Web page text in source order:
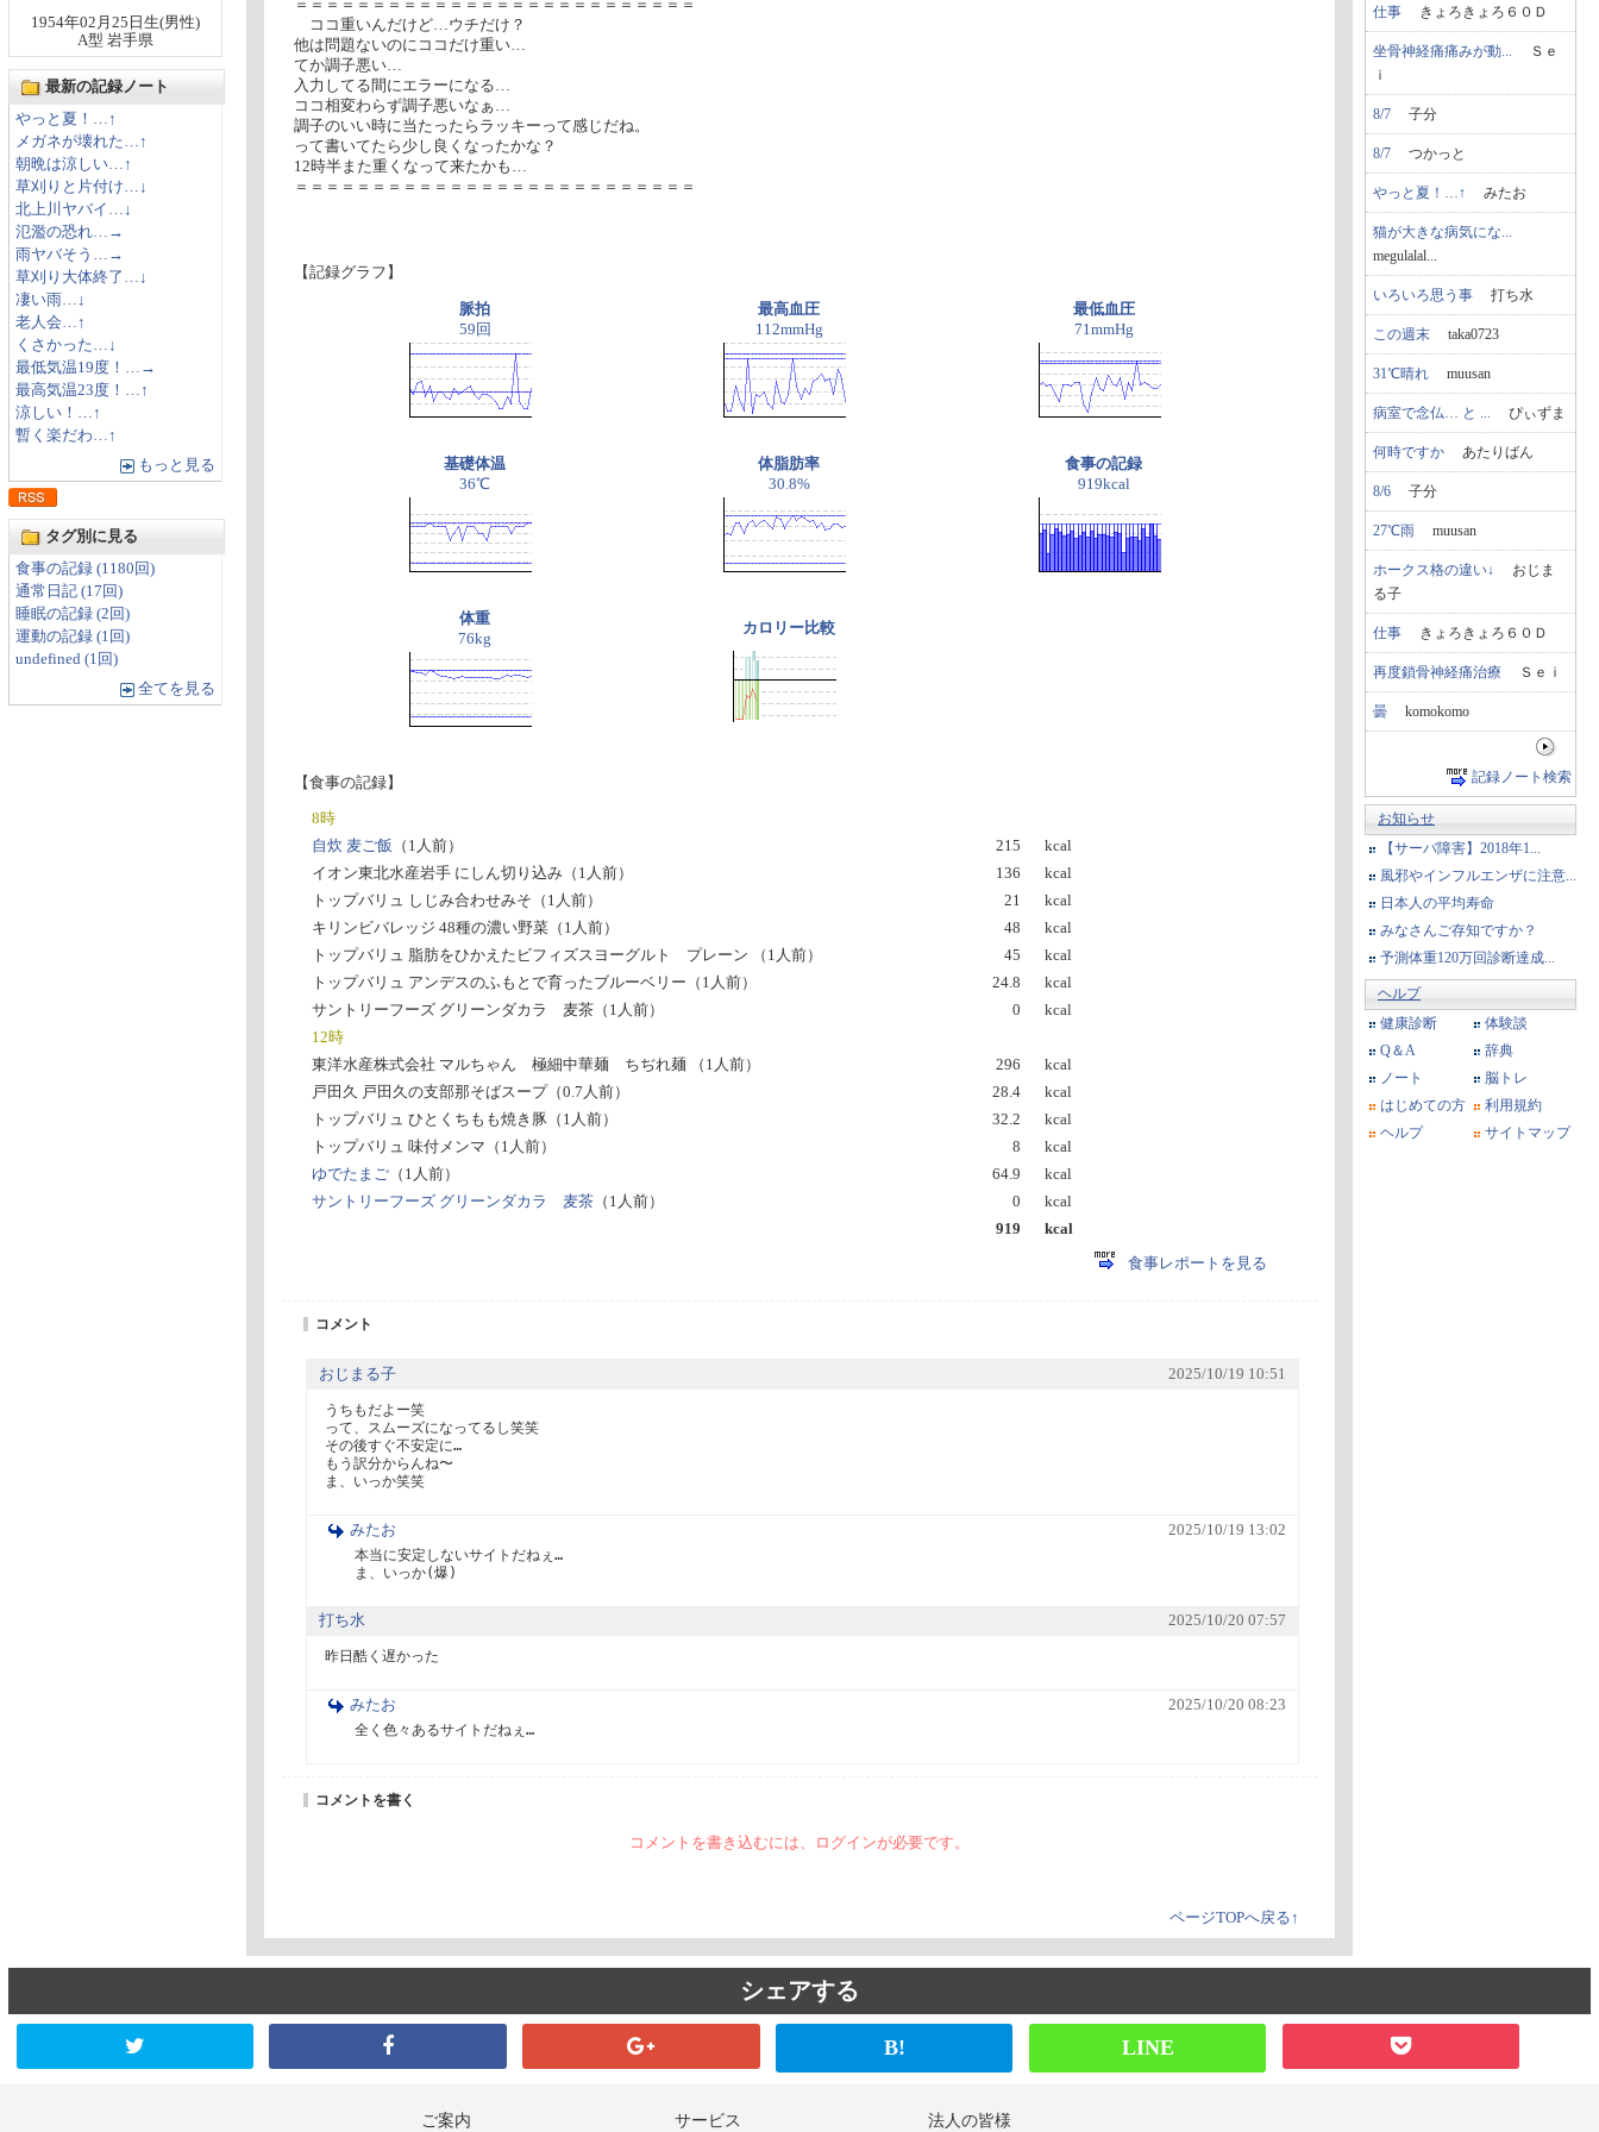
1954年02月25日生(男性)
A型 岩手県
最新の記録ノート
やっと夏！…↑
メガネが壊れた…↑
朝晩は涼しい…↑
草刈りと片付け…↓
北上川ヤバイ…↓
氾濫の恐れ…→
雨ヤバそう…→
草刈り大体終了…↓
凄い雨…↓
老人会…↑
くさかった…↓
最低気温19度！…→
最高気温23度！…↑
涼しい！…↑
暫く楽だわ…↑
もっと見る
タグ別に見る
食事の記録 (1180回)
通常日記 (17回)
睡眠の記録 (2回)
運動の記録 (1回)
undefined (1回)
全てを見る
＝＝＝＝＝＝＝＝＝＝＝＝＝＝＝＝＝＝＝＝＝＝＝＝＝＝
ココ重いんだけど…ウチだけ？
他は問題ないのにココだけ重い…
てか調子悪い…
入力してる間にエラーになる…
ココ相変わらず調子悪いなぁ…
調子のいい時に当たったらラッキーって感じだね。
って書いてたら少し良くなったかな？
12時半また重くなって来たかも…
＝＝＝＝＝＝＝＝＝＝＝＝＝＝＝＝＝＝＝＝＝＝＝＝＝＝
【記録グラフ】
脈拍
59回
最高血圧
112mmHg
最低血圧
71mmHg
基礎体温
36℃
体脂肪率
30.8%
食事の記録
919kcal
体重
76kg
カロリー比較
【食事の記録】
8時
自炊 麦ご飯 （1人前） 215
kcal
イオン東北水産岩手 にしん切り込み（1人前）
136
kcal
トップバリュ しじみ合わせみそ（1人前）
21
kcal
キリンビバレッジ 48種の濃い野菜（1人前）
48
kcal
トップバリュ 脂肪をひかえたビフィズスヨーグルト プレーン （1人前）
45
kcal
トップバリュ アンデスのふもとで育ったブルーベリー（1人前）
24.8
kcal
サントリーフーズ グリーンダカラ 麦茶（1人前）
0
kcal
12時
東洋水産株式会社 マルちゃん 極細中華麺 ちぢれ麺 （1人前）
296
kcal
戸田久 戸田久の支部那そばスープ（0.7人前）
28.4
kcal
トップバリュ ひとくちもも焼き豚（1人前）
32.2
kcal
トップバリュ 味付メンマ（1人前）
8
kcal
ゆでたまご （1人前） 64.9
kcal
サントリーフーズ グリーンダカラ 麦茶 （1人前） 0
kcal
919
kcal
食事レポートを見る
コメント
おじまる子 2025/10/19 10:51
うちもだよー笑
って、スムーズになってるし笑笑
その後すぐ不安定に…
もう訳分からんね〜
みたお
2025/10/19 13:02
本当に安定しないサイトだねぇ…
ま、いっか(爆)
打ち水 2025/10/20 07:57
昨日酷く遅かった
みたお
2025/10/20 08:23
全く色々あるサイトだねぇ…
コメントを書く
コメントを書き込むには、ログインが必要です。
ページTOPへ戻る↑
仕事 きょろきょろ６０Ｄ
坐骨神経痛痛みが動... Ｓｅ
ｉ
8/7 子分
8/7 つかっと
やっと夏！…↑ みたお
猫が大きな病気にな...
megulalal...
いろいろ思う事 打ち水
この週末 taka0723
31℃晴れ muusan
病室で念仏… と ... ぴぃずま
何時ですか あたりばん
8/6 子分
27℃雨 muusan
ホークス格の違い↓ おじま
る子
仕事 きょろきょろ６０Ｄ
再度鎖骨神経痛治療 Ｓｅｉ
曇 komokomo
記録ノート検索
お知らせ
【サーバ障害】2018年1...
風邪やインフルエンザに注意...
日本人の平均寿命
みなさんご存知ですか？
予測体重120万回診断達成...
ヘルプ
健康診断
体験談
Q＆A
辞典
ノート
脳トレ
はじめての方
利用規約
ヘルプ
サイトマップ
シェアする
B! LINE
ご案内 サービス 法人の皆様